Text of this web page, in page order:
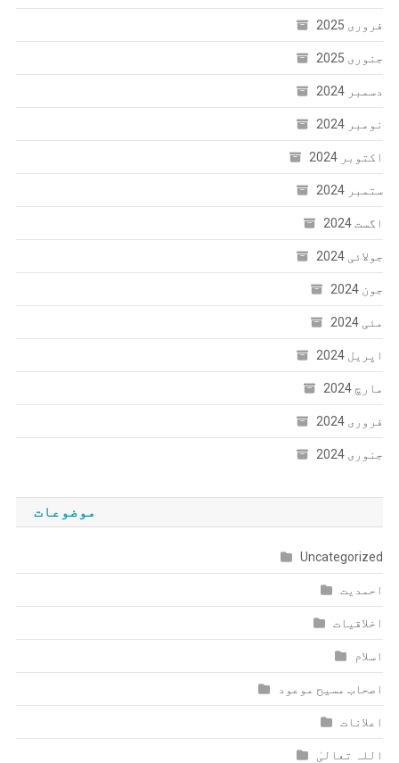
فروری 2025
جنوری 2025
دسمبر 2024
نومبر 2024
اکتوبر 2024
ستمبر 2024
اگست 2024
جولائی 2024
جون 2024
مئی 2024
اپریل 2024
مارچ 2024
فروری 2024
جنوری 2024
موضوعات
Uncategorized
احمدیت
اخلاقیات
اسلام
اصحاب مسیح موعود
اعلانات
اللہ تعالیٰ